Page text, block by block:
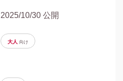
2025/10/30 公開
大人 向け